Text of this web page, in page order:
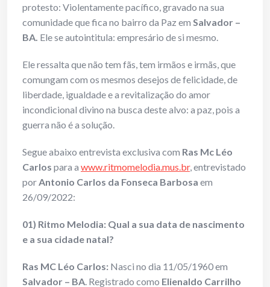
protesto: Violentamente pacífico, gravado na sua
comunidade que fica no bairro da Paz em Salvador –
BA. Ele se autointitula: empresário de si mesmo.
Ele ressalta que não tem fãs, tem irmãos e irmãs, que
comungam com os mesmos desejos de felicidade, de
liberdade, igualdade e a revitalização do amor
incondicional divino na busca deste alvo: a paz, pois a
guerra não é a solução.
Segue abaixo entrevista exclusiva com Ras Mc Léo
Carlos para a www.ritmomelodia.mus.br, entrevistado
porAntonio Carlos da Fonseca Barbosa em
26/09/2022:
01) Ritmo Melodia: Qual a sua data de nascimento
e a sua cidade natal?
Ras MC Léo Carlos: Nasci no dia 11/05/1960 em
Salvador – BA. Registrado como Elienaldo Carrilho